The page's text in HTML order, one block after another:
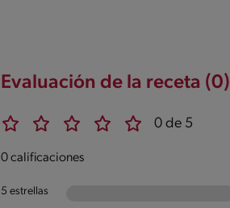
Evaluación de la receta (0)
0 de 5
0 calificaciones
5 estrellas